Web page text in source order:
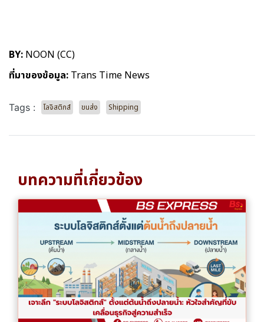
BY: NOON (CC)
ที่มาของข้อมูล: Trans Time News
Tags : โลจิสติกส์ ขนส่ง Shipping
บทความที่เกี่ยวข้อง